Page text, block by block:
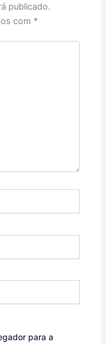
publicado.
com *
para a